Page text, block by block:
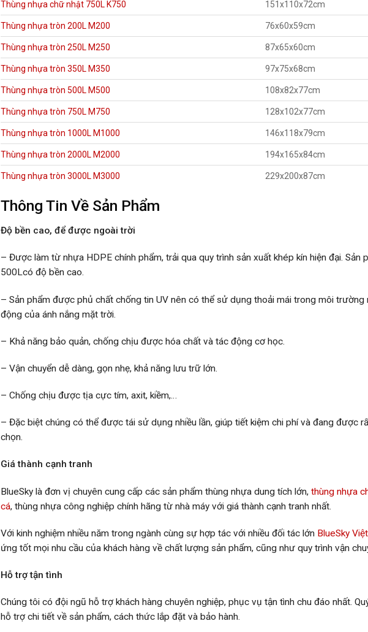
Thùng nhựa chữ nhật 750L K750 151x110x72cm
Thùng nhựa tròn 200L M200 76x60x59cm
Thùng nhựa tròn 250L M250 87x65x60cm
Thùng nhựa tròn 350L M350 97x75x68cm
Thùng nhựa tròn 500L M500 108x82x77cm
Thùng nhựa tròn 750L M750 128x102x77cm
Thùng nhựa tròn 1000L M1000 146x118x79cm
Thùng nhựa tròn 2000L M2000 194x165x84cm
Thùng nhựa tròn 3000L M3000 229x200x87cm
Thông Tin Về Sản Phẩm
Độ bền cao, để được ngoài trời
– Được làm từ nhựa HDPE chính phẩm, trải qua quy trình sản xuất khép kín hiện đại. Sản
500Lcó độ bền cao.
– Sản phẩm được phủ chất chống tin UV nên có thể sử dụng thoải mái trong môi
động của ánh nắng mặt trời.
– Khả năng bảo quản, chống chịu được hóa chất và tác động cơ học.
– Vận chuyển dễ dàng, gọn nhẹ, khả năng lưu trữ lớn.
– Chống chịu được tịa cực tím, axit, kiềm,…
– Đặc biệt chúng có thể được tái sử dụng nhiều lần, giúp tiết kiệm chi phí và đang được
chọn.
Giá thành cạnh tranh
BlueSky là đơn vị chuyên cung cấp các sản phẩm thùng nhựa dung tích lớn, thùng nhựa
cá, thùng nhựa công nghiệp chính hãng từ nhà máy với giá thành cạnh tranh nhất.
Với kinh nghiệm nhiều năm trong ngành cùng sự hợp tác với nhiều đối tác lớn BlueSky
ứng tốt mọi nhu cầu của khách hàng về chất lượng sản phẩm, cũng như quy trình vận
Hỗ trợ tận tình
Chúng tôi có đội ngũ hỗ trợ khách hàng chuyên nghiệp, phục vụ tận tình chu đáo nhất.
hỗ trợ chi tiết về sản phẩm, cách thức lắp đặt và bảo hành.